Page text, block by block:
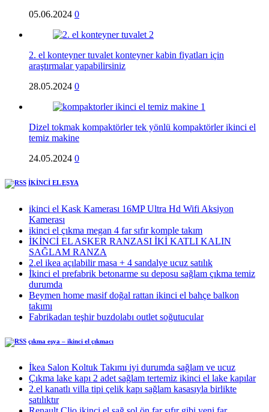
05.06.2024 0
2. el konteyner tuvalet konteyner kabin fiyatları için
araştırmalar yapabilirsiniz
28.05.2024 0
Dizel tokmak kompaktörler tek yönlü kompaktörler ikinci el
temiz makine
24.05.2024 0
İKİNCİ EL EŞYA
ikinci el Kask Kamerası 16MP Ultra Hd Wifi Aksiyon
Kamerası
ikinci el çıkma megan 4 far sıfır komple takım
İKİNCİ EL ASKER RANZASI İKİ KATLI KALIN
SAĞLAM RANZA
2.el ikea açılabilir masa + 4 sandalye ucuz satılık
İkinci el prefabrik betonarme su deposu sağlam çıkma temiz
durumda
Beymen home masif doğal rattan ikinci el bahçe balkon
takımı
Fabrikadan teşhir buzdolabı outlet soğutucular
çıkma eşya – ikinci el çıkmacı
İkea Salon Koltuk Takımı iyi durumda sağlam ve ucuz
Çıkma lake kapı 2 adet sağlam tertemiz ikinci el lake kapılar
2.el kanatlı villa tipi çelik kapı sağlam kasasıyla birlikte
satılıktır